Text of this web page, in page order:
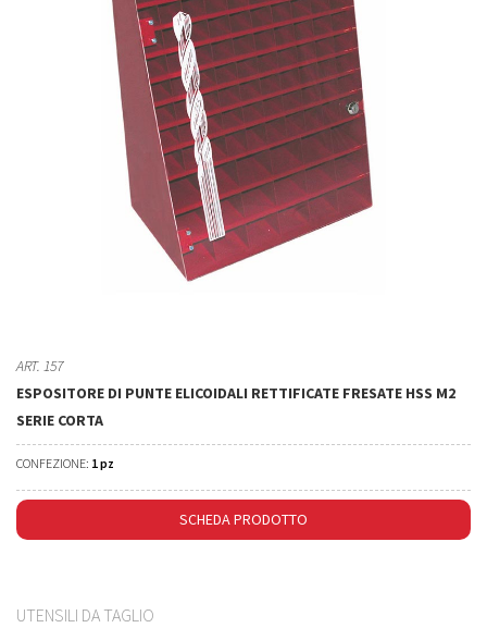
ART. 157
ESPOSITORE DI PUNTE ELICOIDALI RETTIFICATE FRESATE HSS M2
SERIE CORTA
CONFEZIONE: 1 pz
SCHEDA PRODOTTO
UTENSILI DA TAGLIO